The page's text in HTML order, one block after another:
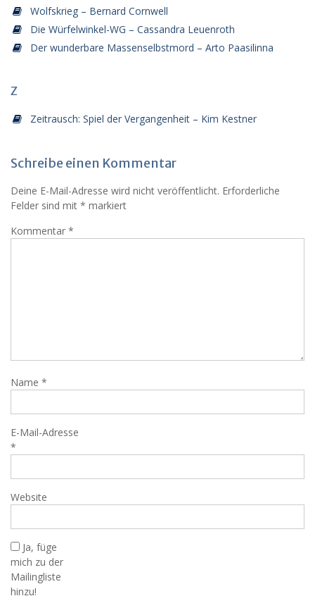
Wolfskrieg – Bernard Cornwell
Die Würfelwinkel-WG – Cassandra Leuenroth
Der wunderbare Massenselbstmord – Arto Paasilinna
Z
Zeitrausch: Spiel der Vergangenheit – Kim Kestner
Schreibe einen Kommentar
Deine E-Mail-Adresse wird nicht veröffentlicht. Erforderliche
Felder sind mit * markiert
Kommentar *
Name *
E-Mail-Adresse
*
Website
Ja, füge
mich zu der
Mailingliste
hinzu!